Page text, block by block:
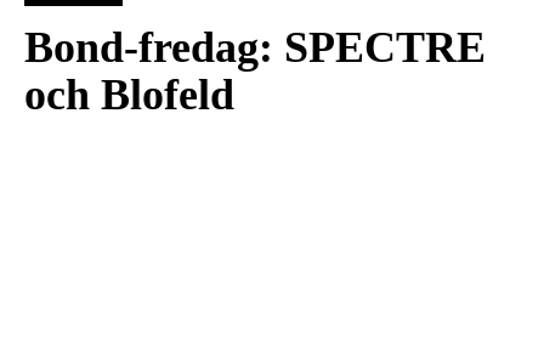
Bond-fredag: SPECTRE
och Blofeld